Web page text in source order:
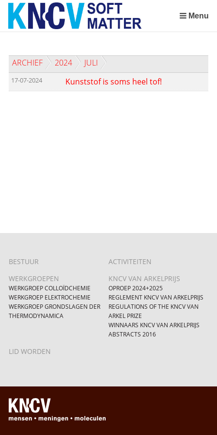
Sla
links
over
de
inhoud
Menu
ARCHIEF 2024 JULI
17-07-2024 Kunststof is soms heel tof!
BESTUUR
ACTIVITEITEN
WERKGROEPEN
WERKGROEP COLLOÏDCHEMIE
WERKGROEP ELEKTROCHEMIE
WERKGROEP GRONDSLAGEN DER
THERMODYNAMICA
KNCV VAN ARKELPRIJS
OPROEP 2024+2025
REGLEMENT KNCV VAN ARKELPRIJS
REGULATIONS OF THE KNCV VAN
ARKEL PRIZE
WINNAARS KNCV VAN ARKELPRIJS
ABSTRACTS 2016
LID WORDEN